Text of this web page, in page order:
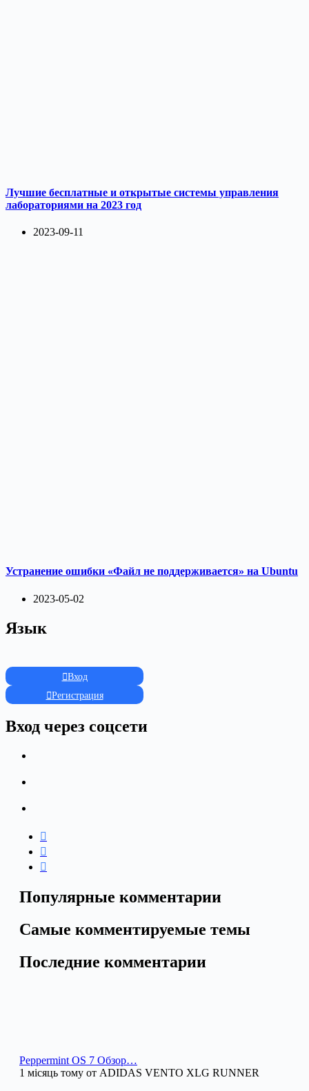
Лучшие бесплатные и открытые системы управления
лабораториями на 2023 год
2023-09-11
Устранение ошибки «Файл не поддерживается» на Ubuntu
2023-05-02
Язык
Вход
Регистрация
Вход через соцсети
Популярные комментарии
Самые комментируемые темы
Последние комментарии
Peppermint OS 7 Обзор…
1 місяць тому от ADIDAS VENTO XLG RUNNER